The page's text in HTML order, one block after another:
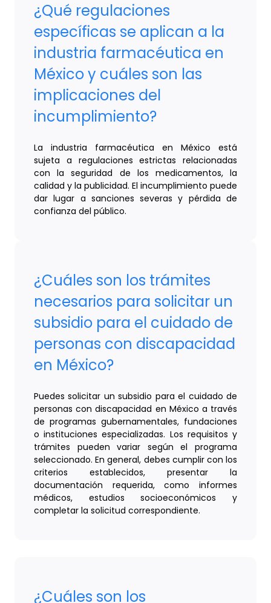
¿Qué regulaciones
específicas se aplican a la
industria farmacéutica en
México y cuáles son las
implicaciones del
incumplimiento?
La industria farmacéutica en México está
sujeta a regulaciones estrictas relacionadas
con la seguridad de los medicamentos, la
calidad y la publicidad. El incumplimiento puede
dar lugar a sanciones severas y pérdida de
confianza del público.
¿Cuáles son los trámites
necesarios para solicitar un
subsidio para el cuidado de
personas con discapacidad
en México?
Puedes solicitar un subsidio para el cuidado de
personas con discapacidad en México a través
de programas gubernamentales, fundaciones
o instituciones especializadas. Los requisitos y
trámites pueden variar según el programa
seleccionado. En general, debes cumplir con los
criterios establecidos, presentar la
documentación requerida, como informes
médicos, estudios socioeconómicos y
completar la solicitud correspondiente.
¿Cuáles son los